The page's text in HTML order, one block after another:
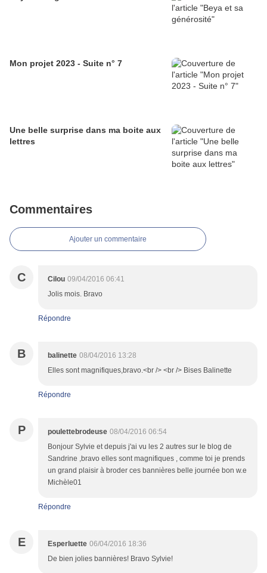
Mon projet 2023 - Suite n° 7
Une belle surprise dans ma boite aux
lettres
Commentaires
Ajouter un commentaire
C Cilou 09/04/2016 06:41
Jolis mois. Bravo
Répondre
B balinette 08/04/2016 13:28
Elles sont magnifiques,bravo.<br /> <br /> Bises Balinette
Répondre
P poulettebrodeuse 08/04/2016 06:54
Bonjour Sylvie et depuis j'ai vu les 2 autres sur le blog de
Sandrine ,bravo elles sont magnifiques , comme toi je prends
un grand plaisir à broder ces bannières belle journée bon w.e
Michèle01
Répondre
E Esperluette 06/04/2016 18:36
De bien jolies bannières! Bravo Sylvie!